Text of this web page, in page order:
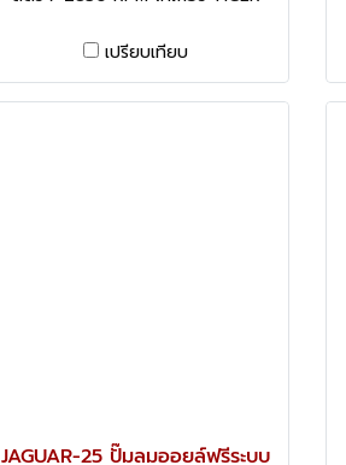
เปรียบเทียบ
JAGUAR-25 ปั๊มลมออยล์ฟรีระบบ